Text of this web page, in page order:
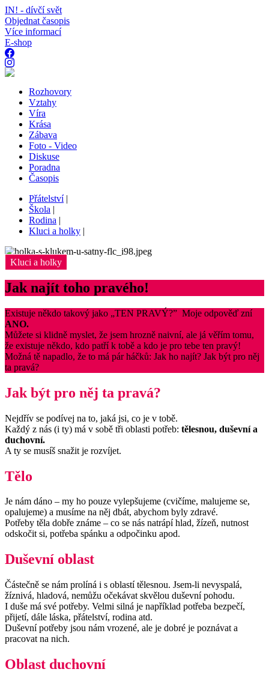
IN! - dívčí svět
Objednat časopis
Více informací
E-shop
Rozhovory
Vztahy
Víra
Krása
Zábava
Foto - Video
Diskuse
Poradna
Časopis
Přátelství|
Škola |
Rodina |
Kluci a holky |
Kluci a holky
Jak najít toho pravého!
Existuje někdo takový jako „TEN PRAVÝ?” Moje odpověď zní
ANO.
Můžete si klidně myslet, že jsem hrozně naivní, ale já věřím tomu,
že existuje někdo, kdo patří k tobě a kdo je pro tebe ten pravý!
Možná tě napadlo, že to má pár háčků: Jak ho najít? Jak být pro něj
ta pravá?
Jak být pro něj ta pravá?
Nejdřív se podívej na to, jaká jsi, co je v tobě.
Každý z nás (i ty) má v sobě tři oblasti potřeb: tělesnou, duševní a
duchovní.
A ty se musíš snažit je rozvíjet.
Tělo
Je nám dáno – my ho pouze vylepšujeme (cvičíme, malujeme se,
opalujeme) a musíme na něj dbát, abychom byly zdravé.
Potřeby těla dobře známe – co se nás natrápí hlad, žízeň, nutnost
odskočit si, potřeba spánku a odpočinku apod.
Duševní oblast
Částečně se nám prolíná i s oblastí tělesnou. Jsem-li nevyspalá,
žíznivá, hladová, nemůžu očekávat skvělou duševní pohodu.
I duše má své potřeby. Velmi silná je například potřeba bezpečí,
přijetí, dále láska, přátelství, rodina atd.
Duševní potřeby jsou nám vrozené, ale je dobré je poznávat a
pracovat na nich.
Oblast duchovní